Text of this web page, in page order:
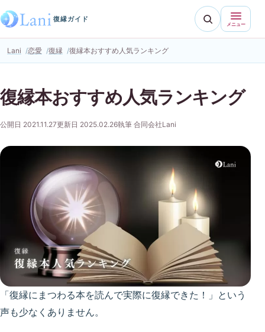
復縁ガイド
メニュー
Lani 恋愛 復縁 復縁本おすすめ人気ランキング
復縁本おすすめ人気ランキング
公開日 2021.11.27更新日 2025.02.26執筆 合同会社Lani
「復縁にまつわる本を読んで実際に復縁できた！」という
声も少なくありません。